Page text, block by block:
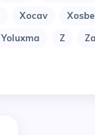
Xocav
Yoluxma Z